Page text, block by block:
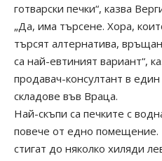
готварски печки“, казва
„Да, има търсене. Хора,
търсят алтернатива,
са най-евтиният вариант“,
продавач-консултант в
складове във Враца.
Най-скъпи са печките с
повече от едно помещение.
стигат до няколко хиляди